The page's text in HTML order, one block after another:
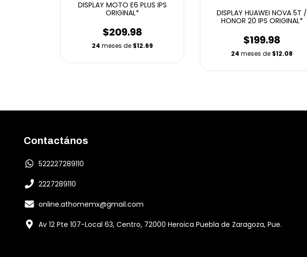
DISPLAY MOTO E6 PLUS IPS
ORIGINAL*
$209.98
24 meses de $12.69
DISPLAY HUAWEI NOVA 5T /
HONOR 20 IPS ORIGINAL*
$199.98
24 meses de $12.08
Contactános
522227289110
2227289110
online.athomemx@gmail.com
Av 12 Pte 107-Local 63, Centro, 72000 Heroica Puebla de Zaragoza, Pue.